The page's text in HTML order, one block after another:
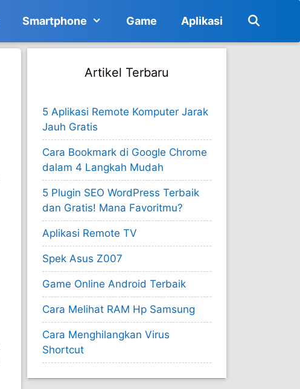
Smartphone Game Aplikasi
Artikel Terbaru
5 Aplikasi Remote Komputer Jarak
Jauh Gratis
Cara Bookmark di Google Chrome
dalam 4 Langkah Mudah
5 Plugin SEO WordPress Terbaik
dan Gratis! Mana Favoritmu?
Aplikasi Remote TV
Spek Asus Z007
Game Online Android Terbaik
Cara Melihat RAM Hp Samsung
Cara Menghilangkan Virus
Shortcut